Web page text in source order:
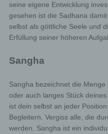
seine eigene Entwicklung
gesehen ist die Sadhana
selbst als göttliche Seele und
Erfüllung seiner höheren
Sangha
Sangha bezeichnet die
oder auch langes Stück
ist dein selbst an jeder
Begleitern. Vergiss alle, die
werden. Sangha ist ein